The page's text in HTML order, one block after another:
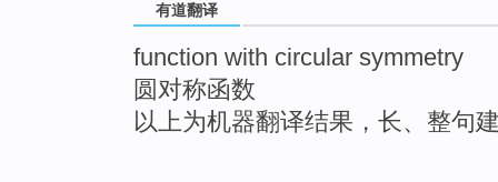
有道翻译
function with circular symmetry
圆对称函数
以上为机器翻译结果，长、整句